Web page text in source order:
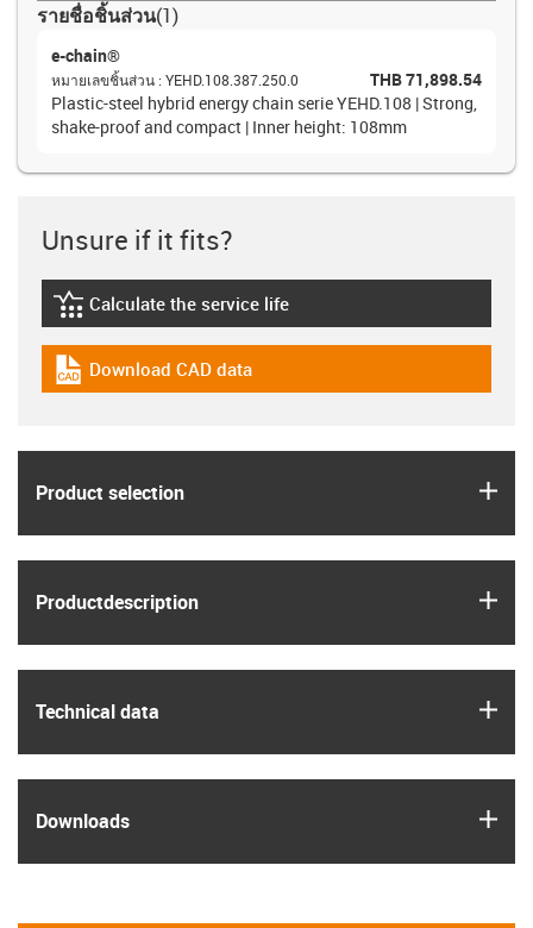
รายชื่อชิ้นส่วน(1)
e-chain®
หมายเลขชิ้นส่วน : YEHD.108.387.250.0
THB 71,898.54
Plastic-steel hybrid energy chain serie YEHD.108 | Strong,
shake-proof and compact | Inner height: 108mm
Unsure if it fits?
igus-icon-lebensdauerrechner
Calculate the service life
igus-icon-cad-dateien
Download CAD data
Product selection
Product­description
Technical data
Downloads